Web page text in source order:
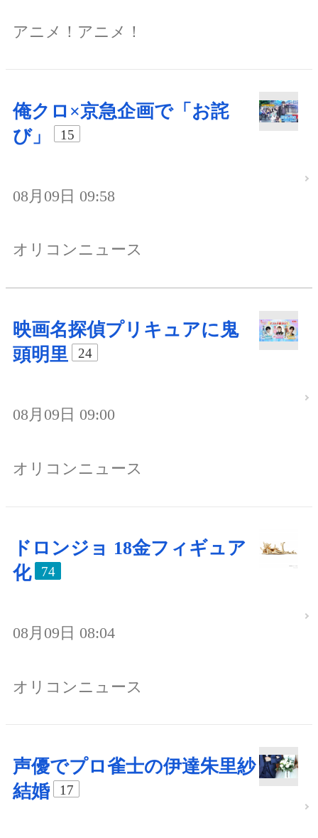
アニメ！アニメ！
俺クロ×京急企画で「お詫
び」
15
08月09日 09:58
オリコンニュース
映画名探偵プリキュアに鬼
頭明里
24
08月09日 09:00
オリコンニュース
ドロンジョ 18金フィギュア
化
74
08月09日 08:04
オリコンニュース
声優でプロ雀士の伊達朱里紗
結婚
17